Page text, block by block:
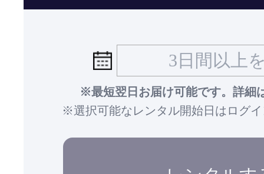
※最短翌日お届け可能です。詳細
※選択可能なレンタル開始日はログ